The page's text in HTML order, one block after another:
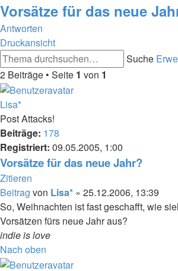
Vorsätze für das neue
Antworten
Druckansicht
Suche
2 Beiträge • Seite 1 von 1
Lisa*
Post Attacks!
Beiträge: 178
Registriert: 09.05.2005, 1:00
Vorsätze für das neue Jahr?
Zitieren
Beitrag von Lisa* » 25.12.2006, 13:39
So, Weihnachten ist fast geschafft, wie
Vorsätzen fürs neue Jahr aus?
indie is love
Nach oben